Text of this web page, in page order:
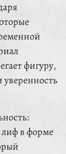
фигуру,
уверенность
в форме